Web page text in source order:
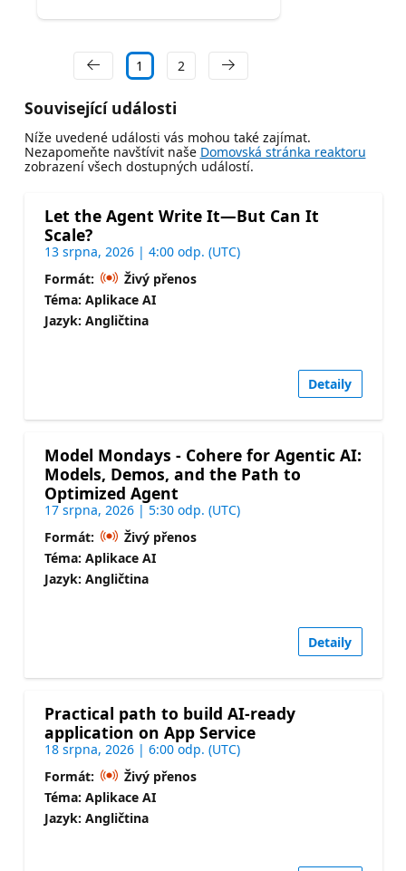
1 2
Související události
Níže uvedené události vás mohou také zajímat.
Nezapomeňte navštívit naše Domovská stránka reaktoru
zobrazení všech dostupných událostí.
Let the Agent Write It—But Can It
Scale?
13 srpna, 2026 | 4:00 odp. (UTC)
Formát:
Živý přenos
Téma: Aplikace AI
Jazyk: Angličtina
Detaily
Model Mondays - Cohere for Agentic AI:
Models, Demos, and the Path to
Optimized Agent
17 srpna, 2026 | 5:30 odp. (UTC)
Formát:
Živý přenos
Téma: Aplikace AI
Jazyk: Angličtina
Detaily
Practical path to build AI-ready
application on App Service
18 srpna, 2026 | 6:00 odp. (UTC)
Formát:
Živý přenos
Téma: Aplikace AI
Jazyk: Angličtina